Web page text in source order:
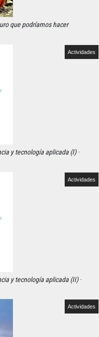
que podríamos hacer
Actividades
y tecnología aplicada (I) ·
Actividades
y tecnología aplicada (II) ·
Actividades